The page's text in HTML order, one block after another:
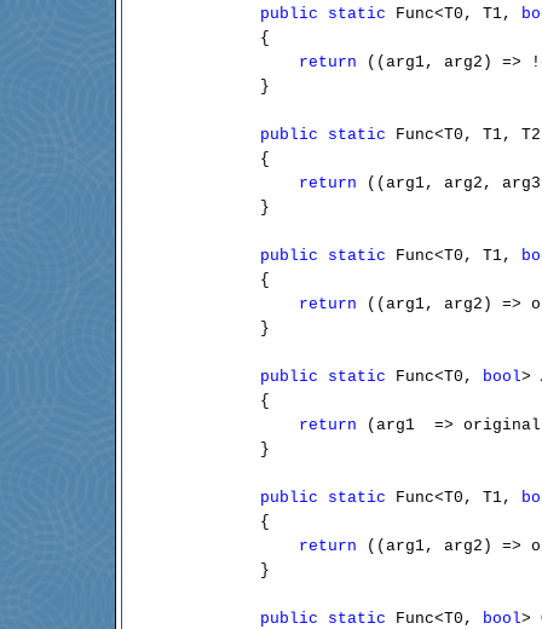
public static Func<T0, T1,
        {
return ((arg1, arg2) =>
        }
public static Func<T0, T1,
        {
return ((arg1, arg2,
        }
public static Func<T0, T1,
        {
return ((arg1, arg2) =>
        }
public static Func<T0, bool>
        {
return (arg1  =>
        }
public static Func<T0, T1,
        {
return ((arg1, arg2) =>
        }
public static Func<T0, bool>